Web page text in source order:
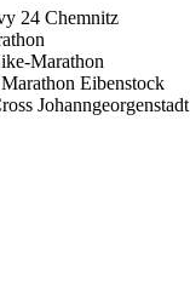
24 Chemnitz
Marathon
Eibenstock
Johanngeorgenstadt